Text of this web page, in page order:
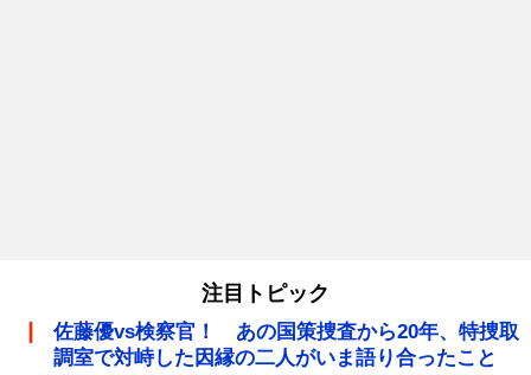
注目トピック
佐藤優vs検察官！ あの国策捜査から20年、特捜取
調室で対峙した因縁の二人がいま語り合ったこと